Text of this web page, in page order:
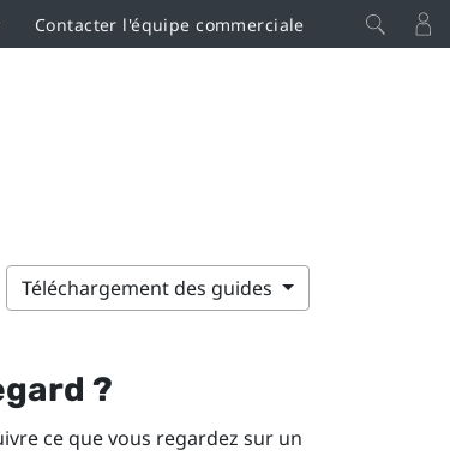
Contacter l'équipe commerciale
Téléchargement des guides
?
ce que vous regardez sur un